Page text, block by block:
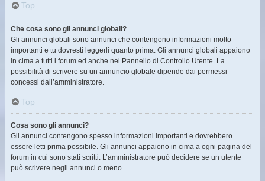
Top
Che cosa sono gli annunci globali?
Gli annunci globali sono annunci che contengono informazioni molto
importanti e tu dovresti leggerli quanto prima. Gli annunci globali appaiono
in cima a tutti i forum ed anche nel Pannello di Controllo Utente. La
possibilità di scrivere su un annuncio globale dipende dai permessi
concessi dall’amministratore.
Top
Cosa sono gli annunci?
Gli annunci contengono spesso informazioni importanti e dovrebbero
essere letti prima possibile. Gli annunci appaiono in cima a ogni pagina del
forum in cui sono stati scritti. L’amministratore può decidere se un utente
può scrivere negli annunci o meno.